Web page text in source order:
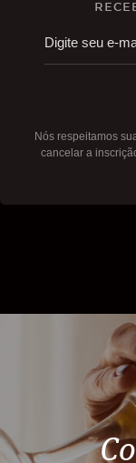
Nós respeitamos
cancelar a